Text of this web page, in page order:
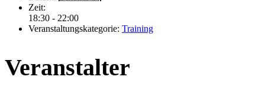
Zeit:
18:30 - 22:00
Veranstaltungskategorie: Training
Veranstalter